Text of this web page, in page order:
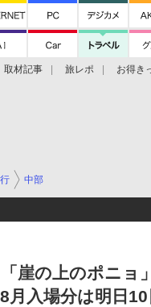
取材記事 旅レポ お得き
中部
崖の上のポニョ
月入場分は明日